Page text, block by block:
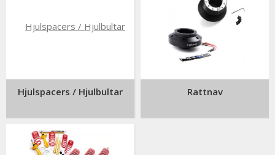
Hjulspacers / Hjulbultar Rattnav